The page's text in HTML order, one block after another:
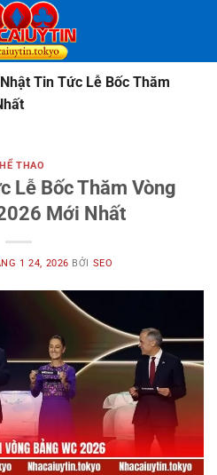
Tin Tức Lễ Bốc Thăm
THAO
Lễ Bốc Thăm Vòng
Mới Nhất
1 24, 2026 BỞI SEO